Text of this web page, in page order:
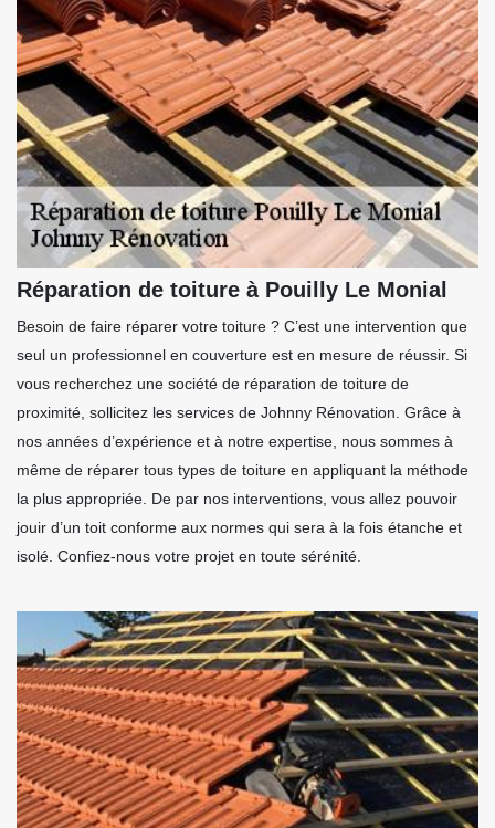
Réparation de toiture à Pouilly Le Monial
Besoin de faire réparer votre toiture ? C’est une intervention que
seul un professionnel en couverture est en mesure de réussir. Si
vous recherchez une société de réparation de toiture de
proximité, sollicitez les services de Johnny Rénovation. Grâce à
nos années d’expérience et à notre expertise, nous sommes à
même de réparer tous types de toiture en appliquant la méthode
la plus appropriée. De par nos interventions, vous allez pouvoir
jouir d’un toit conforme aux normes qui sera à la fois étanche et
isolé. Confiez-nous votre projet en toute sérénité.